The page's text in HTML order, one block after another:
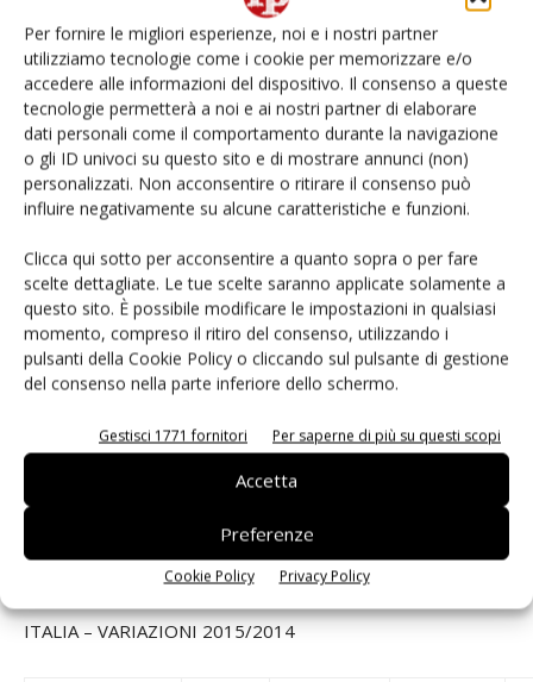
Per fornire le migliori esperienze, noi e i nostri partner
utilizziamo tecnologie come i cookie per memorizzare e/o
accedere alle informazioni del dispositivo. Il consenso a queste
tecnologie permetterà a noi e ai nostri partner di elaborare
dati personali come il comportamento durante la navigazione
o gli ID univoci su questo sito e di mostrare annunci (non)
personalizzati. Non acconsentire o ritirare il consenso può
influire negativamente su alcune caratteristiche e funzioni.
Clicca qui sotto per acconsentire a quanto sopra o per fare
scelte dettagliate. Le tue scelte saranno applicate solamente a
questo sito. È possibile modificare le impostazioni in qualsiasi
momento, compreso il ritiro del consenso, utilizzando i
pulsanti della Cookie Policy o cliccando sul pulsante di gestione
del consenso nella parte inferiore dello schermo.
Gestisci 1771 fornitori Per saperne di più su questi scopi
Accetta
Preferenze
Cookie Policy Privacy Policy
Piem./Lomb./Lig.
58.867 100.962 1.591
Ven./FVG
28.179 35.297 2.147
E-R
87.972 245.815 12.731
Centro
40.792 38.486 2.640
Sud
351.150 327.067 44.359
TOTALE
ITALIA – CAMPAGNA 2014
PESCHE NETTARINE PERCOCHE
Piem./Lomb./Lig.
65.140 111.832
30.521
E-R
92.602 267.190 13.401
327.585 311.217
555.237 765.064
ITALIA – VARIAZIONI 2015/2014